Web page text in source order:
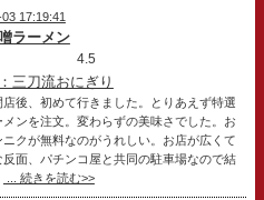
17:19:41
ラーメン
4.5
三刀流おにぎり
店後、初めて行きました。とりあえず特選
メンを注文。変わらずの美味さでした。お
ニクが無料なのがうれしい。お店が広くて
反面、パチンコ屋と共同の駐車場なので結
... 続きを読む>>